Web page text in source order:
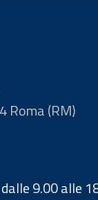
Roma (RM)
9.00 alle